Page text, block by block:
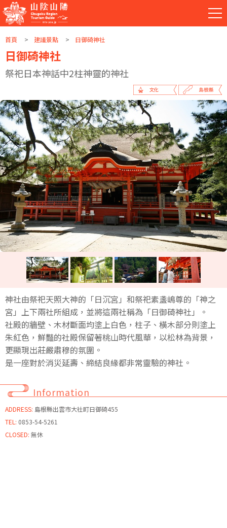
首頁 建議景點 日御碕神社
日御碕神社
祭祀日本神話中2柱神靈的神社
神社由祭祀天照大神的「日沉宮」和祭祀素盞嶋尊的「神之
宮」上下兩社所組成，並將這兩社稱為「日御碕神社」。
社殿的牆壁、木材斷面均塗上白色，柱子、橫木部分則塗上
朱紅色，鮮豔的社殿保留著桃山時代風華，以松林為背景，
更顯現出莊嚴肅穆的氛圍。
是一座對於消災延壽、締結良緣都非常靈驗的神社。
Information
ADDRESS: 島根縣出雲市大社町日御碕455
TEL: 0853-54-5261
CLOSED: 無休